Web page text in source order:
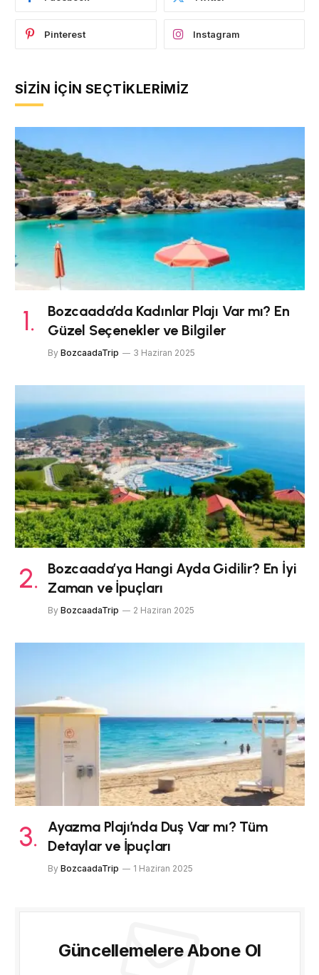
Pinterest Instagram
SIZIN İÇIN SEÇTIKLERIMIZ
Bozcaada’da Kadınlar Plajı Var mı? En
Güzel Seçenekler ve Bilgiler
By BozcaadaTrip 3 Haziran 2025
Bozcaada’ya Hangi Ayda Gidilir? En İyi
Zaman ve İpuçları
By BozcaadaTrip 2 Haziran 2025
Ayazma Plajı’nda Duş Var mı? Tüm
Detaylar ve İpuçları
By BozcaadaTrip 1 Haziran 2025
Güncellemelere Abone Ol